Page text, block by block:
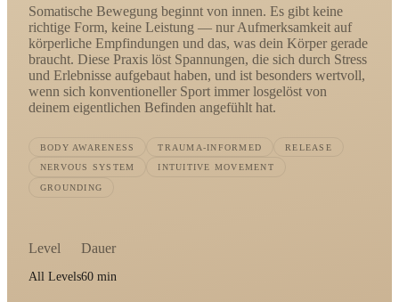
Somatische Bewegung beginnt von innen. Es gibt keine
richtige Form, keine Leistung — nur Aufmerksamkeit auf
körperliche Empfindungen und das, was dein Körper gerade
braucht. Diese Praxis löst Spannungen, die sich durch Stress
und Erlebnisse aufgebaut haben, und ist besonders wertvoll,
wenn sich konventioneller Sport immer losgelöst von
deinem eigentlichen Befinden angefühlt hat.
BODY AWARENESS TRAUMA-INFORMED RELEASE
NERVOUS SYSTEM INTUITIVE MOVEMENT
GROUNDING
Level
All Levels
Dauer
60 min